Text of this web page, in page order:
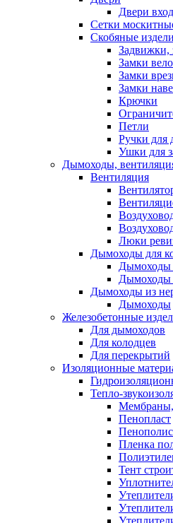
Двери
Сетки
Скобяные
Задвижки,
Замки
Замки
Замки
Крючки
Петли
Ручки для
Ушки для
Дымоходы,
Вентиляция
Люки
Дымоходы для
Дымоходы
Дымоходы
Дымоходы из
Дымоходы
Железобетонные
Для дымоходов
Для колодцев
Для перекрытий
Изоляционные
Тепло-
Пенопласт
Пленка
Тент